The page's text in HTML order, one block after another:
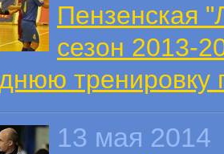
Пензенская
сезон 2013-
тренировку
13 мая 2014